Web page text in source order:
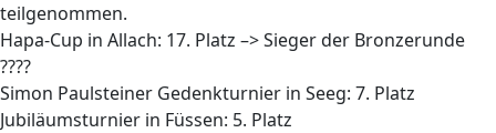
teilgenommen.
Hapa-Cup in Allach: 17. Platz –> Sieger der Bronzerunde
????
Simon Paulsteiner Gedenkturnier in Seeg: 7. Platz
Jubiläumsturnier in Füssen: 5. Platz